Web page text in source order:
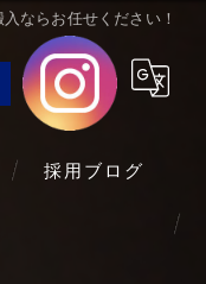
ならお任せください！
採用ブログ